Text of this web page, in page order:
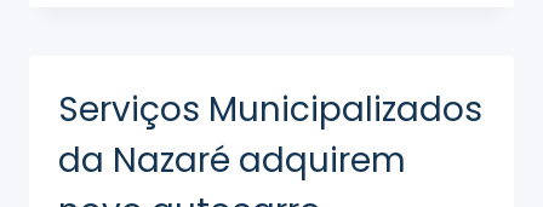
Serviços Municipalizados
da Nazaré adquirem